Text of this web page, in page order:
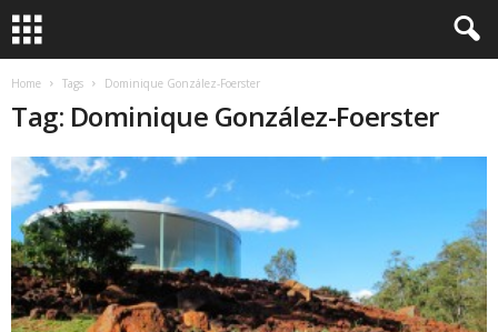
Home Tags Dominique González-Foerster
Tag: Dominique González-Foerster